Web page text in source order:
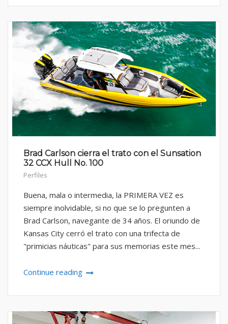
Brad Carlson cierra el trato con el Sunsation
32 CCX Hull No. 100
Perfiles
Buena, mala o intermedia, la PRIMERA VEZ es
siempre inolvidable, si no que se lo pregunten a
Brad Carlson, navegante de 34 años. El oriundo de
Kansas City cerró el trato con una trifecta de
"primicias náuticas" para sus memorias este mes...
Continue reading